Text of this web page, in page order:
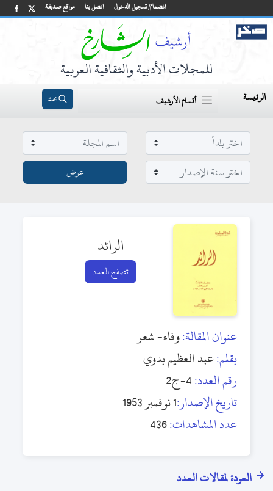
مواقع صديقة اتصل بنا انضمام/ تسجيل الدخول
للمجلات الأدبية والثقافية العربية
الرئيسة أقسام الأرشيف بحث
الرائد
تصفح العدد
عنوان المقالة:وفاء- شعر
بقلم:عبد العظيم بدوي
رقم العدد:4-ج2
تاريخ الإصدار:1 نوفمبر 1953
عدد المشاهدات:436
العودة لمقالات العدد